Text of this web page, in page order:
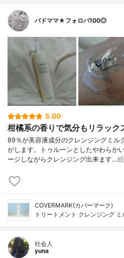
バドママ★フォロバ100◎
5.00
柑橘系の香りで気分もリラック
89％が美容液成分のクレンジングミル
がします。トゥルーンとしたやわらか
ージしながらクレンジング出来ます…
COVERMARK(カバーマーク)
トリートメント クレンジング ミ
社会人
yuna